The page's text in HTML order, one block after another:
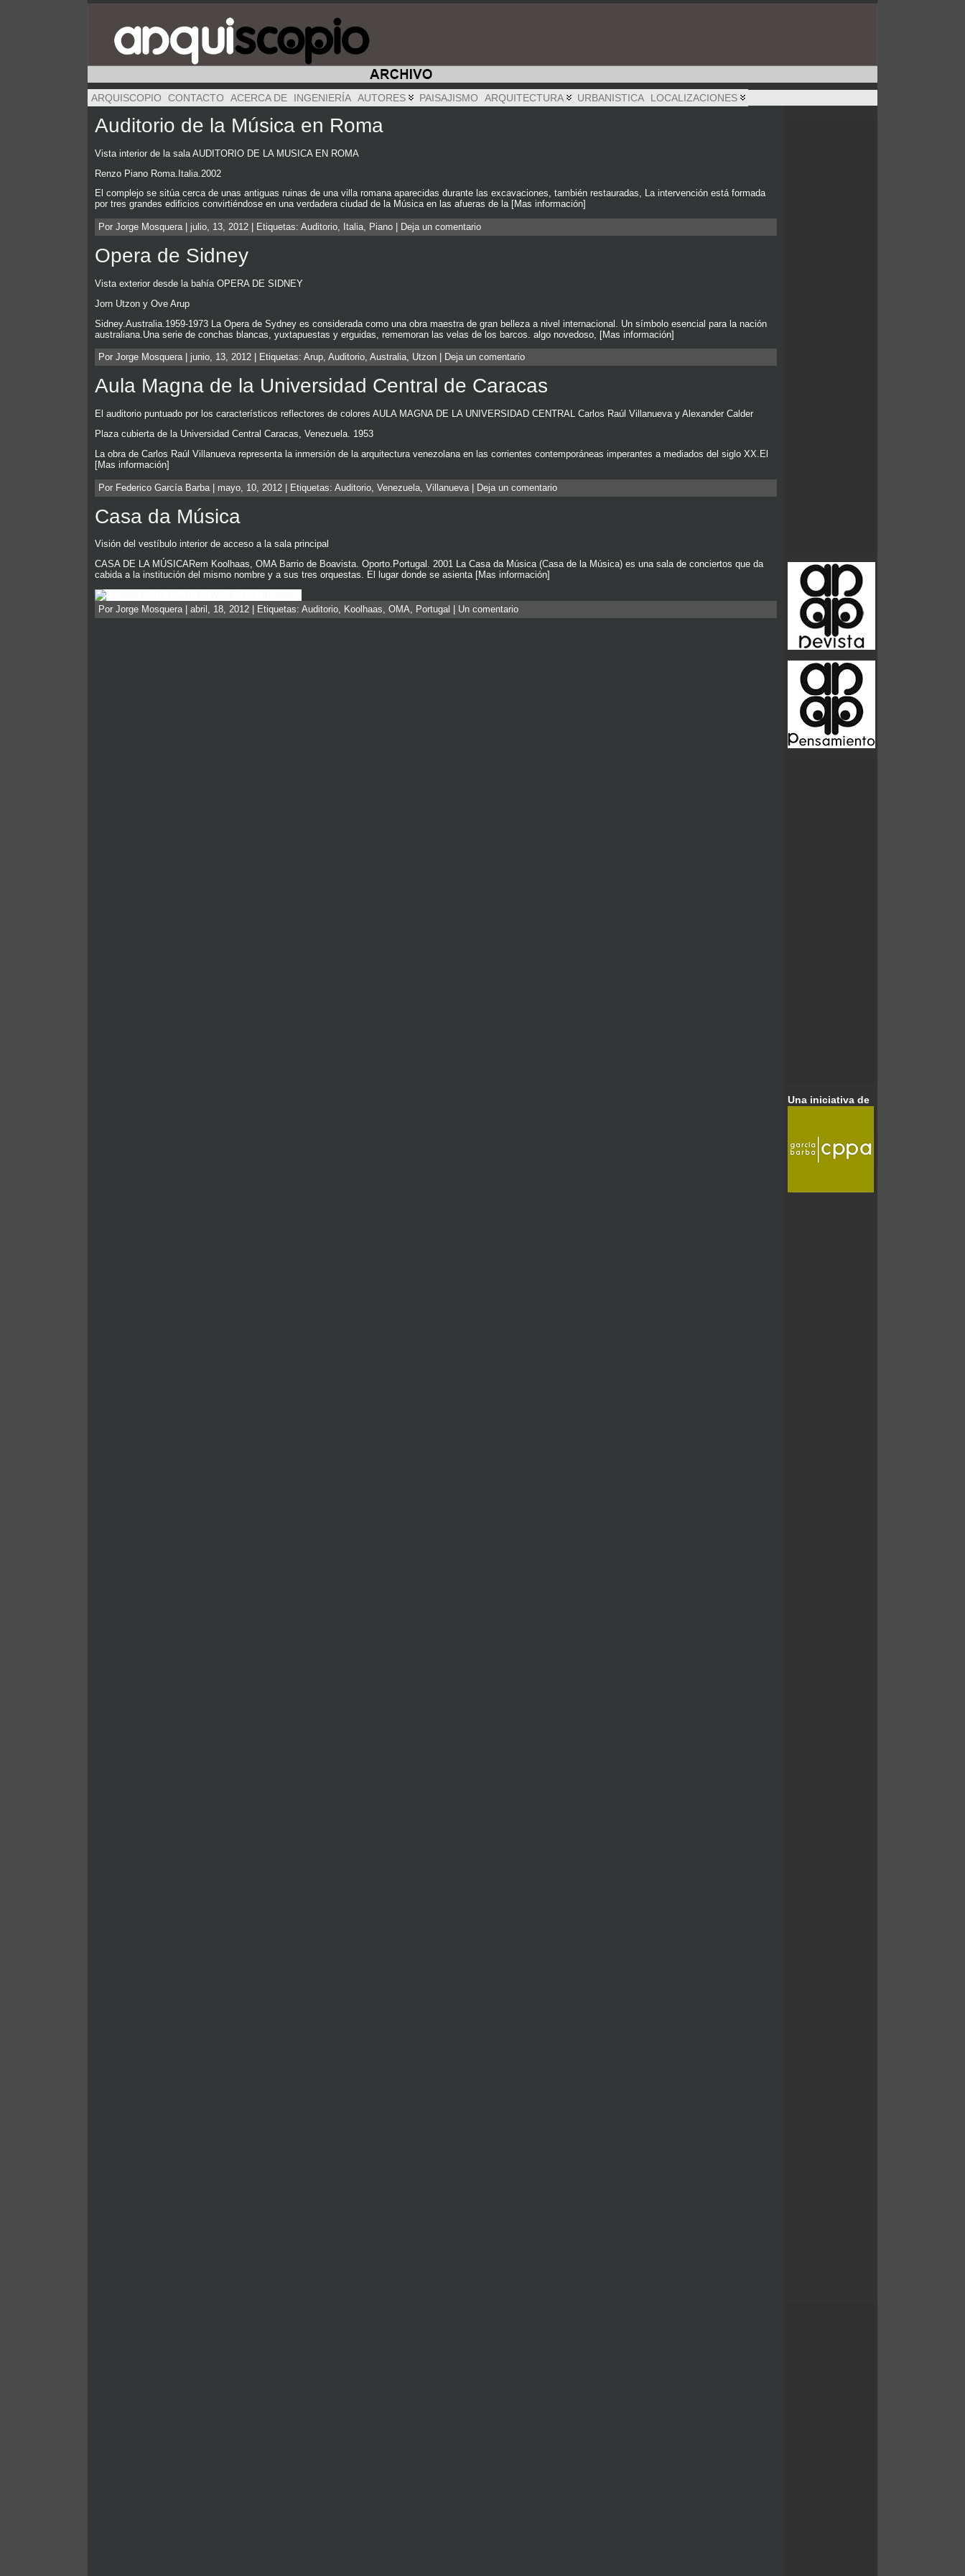
ARQUISCOPIO CONTACTO ACERCA DE INGENIERÍA AUTORES PAISAJISMO ARQUITECTURA URBANISTICA LOCALIZACIONES
Auditorio de la Música en Roma
Vista interior de la sala AUDITORIO DE LA MUSICA EN ROMA
Renzo Piano Roma.Italia.2002
El complejo se sitúa cerca de unas antiguas ruinas de una villa romana aparecidas durante las excavaciones, también restauradas, La intervención está formada
por tres grandes edificios convirtiéndose en una verdadera ciudad de la Música en las afueras de la [Mas información]
Por Jorge Mosquera | julio, 13, 2012 | Etiquetas: Auditorio, Italia, Piano Deja un comentario
Opera de Sidney
Vista exterior desde la bahía OPERA DE SIDNEY
Jorn Utzon y Ove Arup
Sidney.Australia.1959-1973 La Opera de Sydney es considerada como una obra maestra de gran belleza a nivel internacional. Un símbolo esencial para la nación
australiana.Una serie de conchas blancas, yuxtapuestas y erguidas, rememoran las velas de los barcos. algo novedoso, [Mas información]
Por Jorge Mosquera | junio, 13, 2012 | Etiquetas: Arup, Auditorio, Australia, Utzon Deja un comentario
Aula Magna de la Universidad Central de Caracas
El auditorio puntuado por los característicos reflectores de colores AULA MAGNA DE LA UNIVERSIDAD CENTRAL Carlos Raúl Villanueva y Alexander Calder
Plaza cubierta de la Universidad Central Caracas, Venezuela. 1953
La obra de Carlos Raúl Villanueva representa la inmersión de la arquitectura venezolana en las corrientes contemporáneas imperantes a mediados del siglo XX.El
[Mas información]
Por Federico García Barba | mayo, 10, 2012 | Etiquetas: Auditorio Venezuela Villanueva | Deja un comentario
Casa da Música
Visión del vestíbulo interior de acceso a la sala principal
CASA DE LA MÚSICARem Koolhaas, OMA Barrio de Boavista. Oporto.Portugal. 2001 La Casa da Música (Casa de la Música) es una sala de conciertos que da
cabida a la institución del mismo nombre y a sus tres orquestas. El lugar donde se asienta [Mas información]
Por Jorge Mosquera | abril, 18, 2012 | Etiquetas: Auditorio Koolhaas OMA Portugal Un comentario
Una iniciativa de